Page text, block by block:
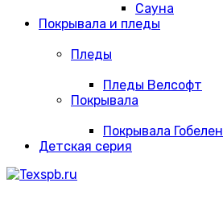
Сауна
Покрывала и пледы
Пледы
Пледы Велсофт
Покрывала
Покрывала Гобелен
Детская серия